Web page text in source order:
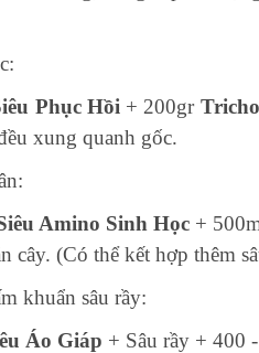
Phục Hồi + 200gr
xung quanh gốc.
Amino Sinh Học +
cây. (Có thể kết hợp thêm
khuẩn sâu rầy:
Áo Giáp + Sâu rầy + 400